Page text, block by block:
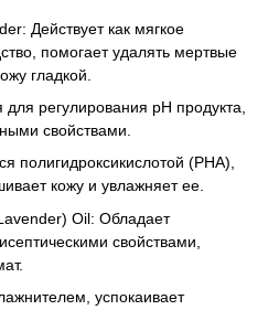
Действует как мягкое
помогает удалять мертвые
гладкой.
для регулирования рН продукта,
свойствами.
полигидроксикислотой (PHA),
кожу и увлажняет ее.
Oil: Обладает
свойствами,
успокаивает